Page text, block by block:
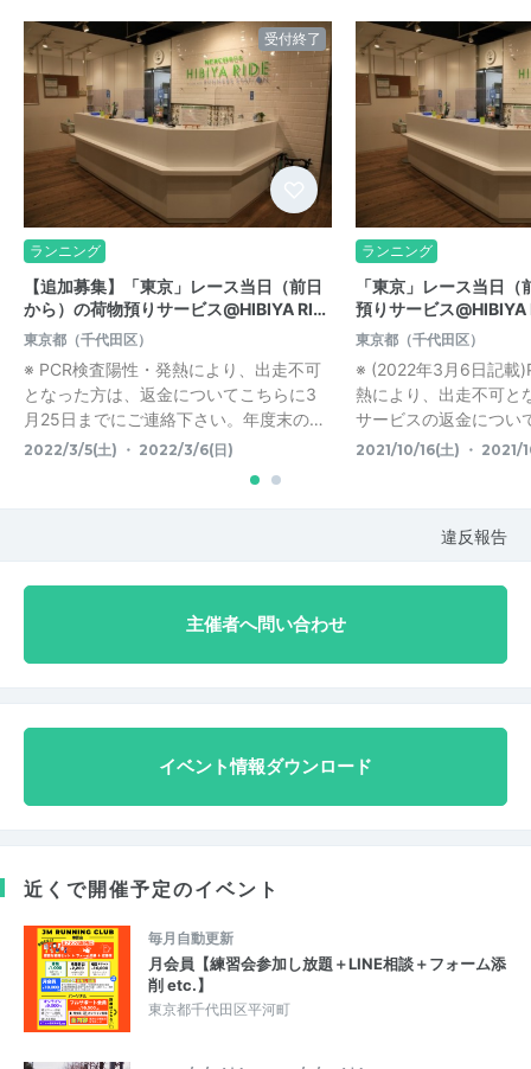
受付終了
ランニング
【追加募集】「東京」レース当日（前日
から）の荷物預りサービス@HIBIYA RI…
東京都（千代田区）
※ PCR検査陽性・発熱により、出走不可
となった方は、返金についてこちらに3
月25日までにご連絡下さい。年度末の…
2022/3/5(土) ・ 2022/3/6(日)
ランニング
「東京」レース当日
預りサービス@HIBIYA
東京都（千代田区）
※ (2022年3月6日記載
熱により、出走不可と
サービスの返金につい
2021/10/16(土) ・ 2021/
違反報告
主催者へ問い合わせ
イベント情報ダウンロード
近くで開催予定のイベント
毎月自動更新
月会員【練習会参加し放題＋LINE相談＋フォーム添
削 etc.】
東京都千代田区平河町